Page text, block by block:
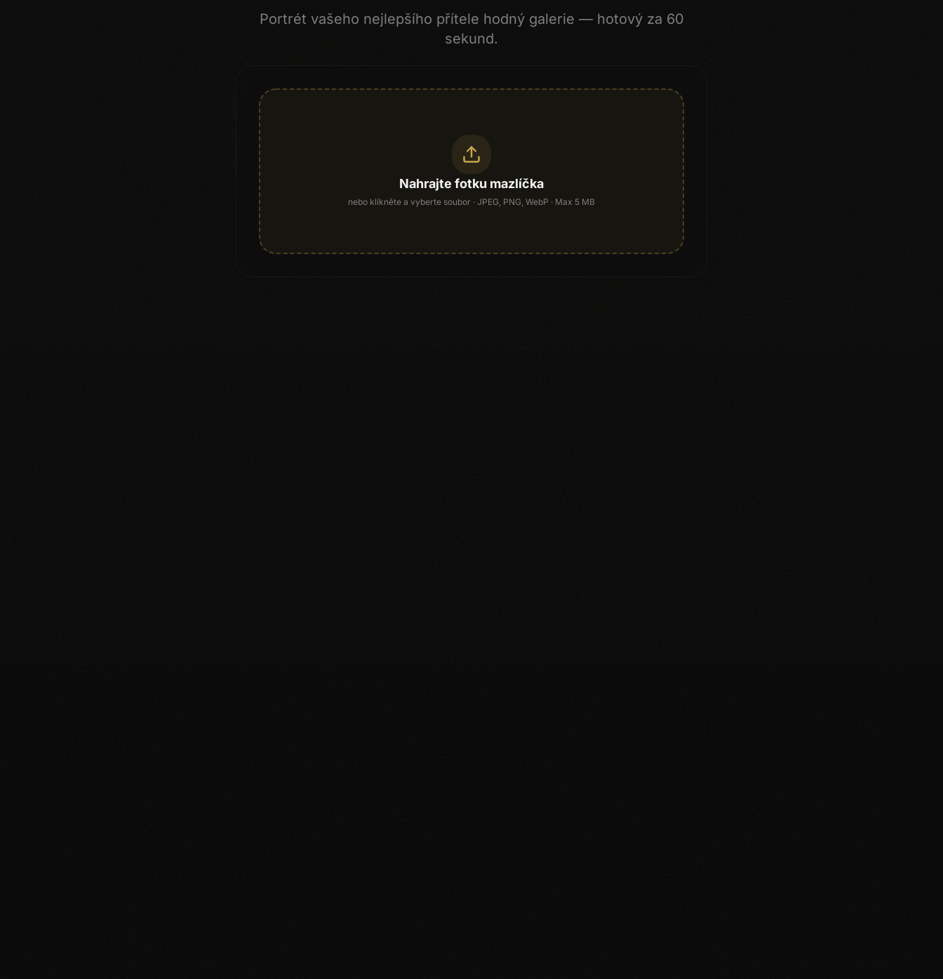
Portrét vašeho nejlepšího přítele hodný galerie — hotový za 60
sekund.
Nahrajte fotku mazlíčka
nebo klikněte a vyberte soubor · JPEG, PNG, WebP · Max 5 MB